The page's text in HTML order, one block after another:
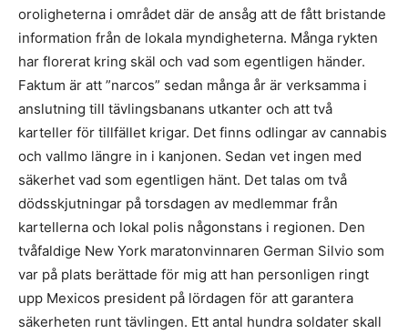
oroligheterna i området där de ansåg att de fått bristande
information från de lokala myndigheterna. Många rykten
har florerat kring skäl och vad som egentligen händer.
Faktum är att ”narcos” sedan många år är verksamma i
anslutning till tävlingsbanans utkanter och att två
karteller för tillfället krigar. Det finns odlingar av cannabis
och vallmo längre in i kanjonen. Sedan vet ingen med
säkerhet vad som egentligen hänt. Det talas om två
dödsskjutningar på torsdagen av medlemmar från
kartellerna och lokal polis någonstans i regionen. Den
tvåfaldige New York maratonvinnaren German Silvio som
var på plats berättade för mig att han personligen ringt
upp Mexicos president på lördagen för att garantera
säkerheten runt tävlingen. Ett antal hundra soldater skall